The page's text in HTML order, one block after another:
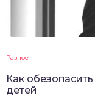
Разное
Как
детей